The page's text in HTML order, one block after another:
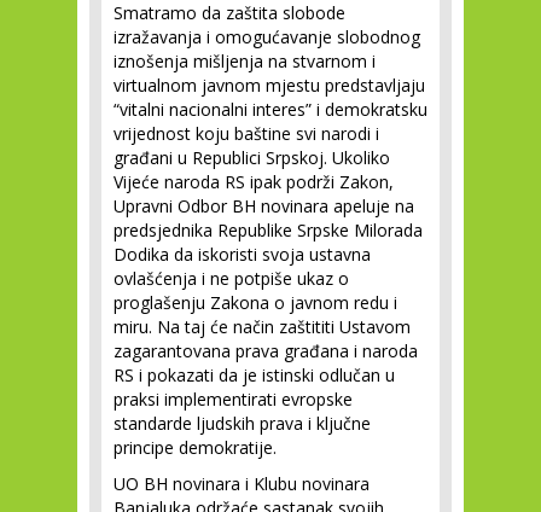
Smatramo da zaštita slobodе
izražavanja i omogućavanje slobodnog
iznošenja mišljenja na stvarnom i
virtualnom javnom mjestu predstavljaju
“vitalni nacionalni interes” i demokratsku
vrijednost koju baštine svi narodi i
građani u Republici Srpskoj. Ukoliko
Vijeće naroda RS ipak podrži Zakon,
Upravni Odbor BH novinara apeluje na
predsjednika Republike Srpske Milorada
Dodika da iskoristi svoja ustavna
ovlašćenja i ne potpiše ukaz o
proglašenju Zakona o javnom redu i
miru. Na taj će način zaštititi Ustavom
zagarantovana prava građana i naroda
RS i pokazati da je istinski odlučan u
praksi implementirati evropske
standarde ljudskih prava i ključne
principe demokratije.
UO BH novinara i Klubu novinara